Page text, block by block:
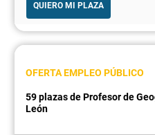
QUIERO MI PLAZA
OFERTA EMPLEO PÚBLICO
59 plazas de Profesor de
León